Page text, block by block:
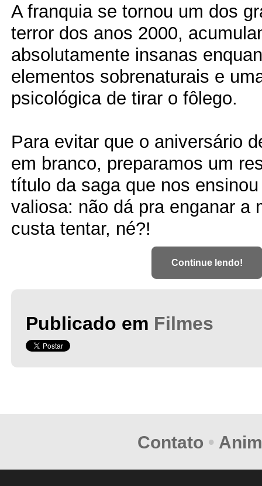
A franquia se tornou um dos
terror dos anos 2000,
absolutamente insanas
elementos sobrenaturais e
psicológica de tirar o fôlego.
Para evitar que o aniversário
em branco, preparamos um
título da saga que nos
valiosa: não dá pra enganar a
custa tentar, né?!
Continue lendo!
Publicado em Filmes
Contato •